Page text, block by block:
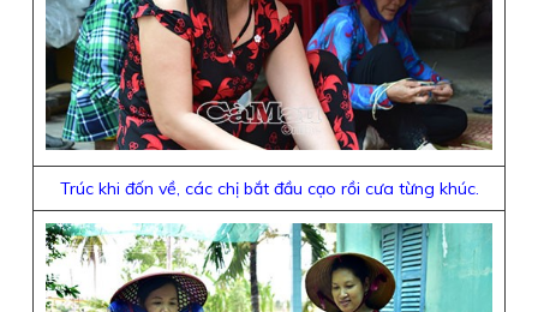
Trúc khi đốn về, các chị bắt đầu cạo rồi cưa từng khúc.